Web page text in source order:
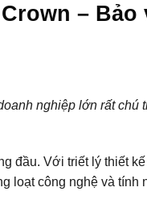
– Bảo
nghiệp lớn rất chú
đầu. Với triết lý thiết
loạt công nghệ và tính